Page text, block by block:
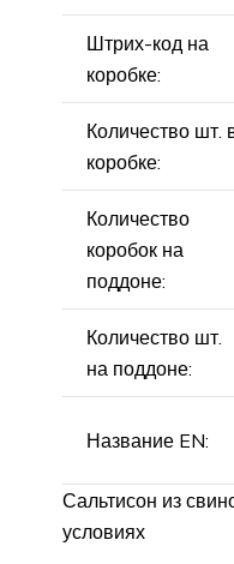
Штрих-код на
коробке:
Количество шт.
коробке:
Количество
коробок на
поддоне:
Количество шт.
на поддоне:
Название EN:
Сальтисон из
условиях